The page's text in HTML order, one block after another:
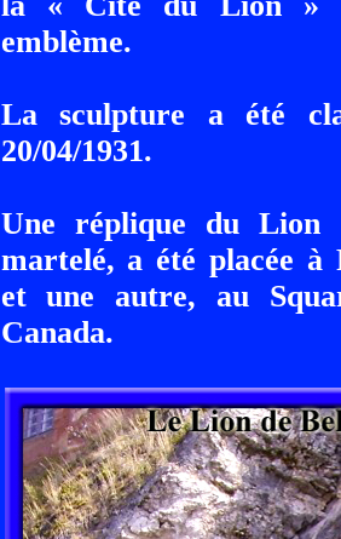
emblème.
La sculpture a été
20/04/1931.
Une réplique du
martelé, a été placée à
et une autre, au
Canada.